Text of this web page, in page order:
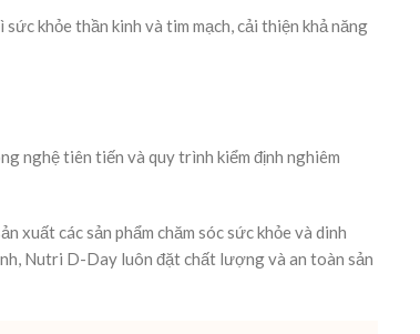
khỏe thần kinh và tim mạch, cải thiện khả năng
nghệ tiên tiến và quy trình kiểm định nghiêm
các sản phẩm chăm sóc sức khỏe và dinh
Nutri D-Day luôn đặt chất lượng và an toàn sản